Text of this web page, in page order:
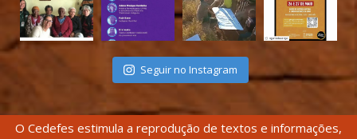
Seguir no Instagram
O Cedefes estimula a reprodução de textos e informações,